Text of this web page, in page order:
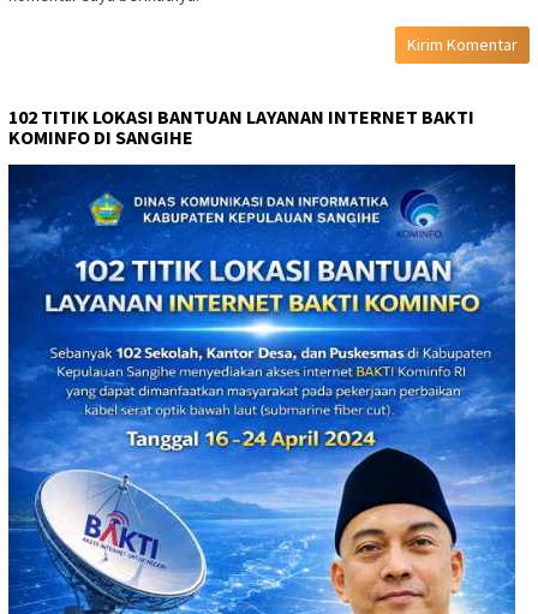
102 TITIK LOKASI BANTUAN LAYANAN INTERNET BAKTI
KOMINFO DI SANGIHE